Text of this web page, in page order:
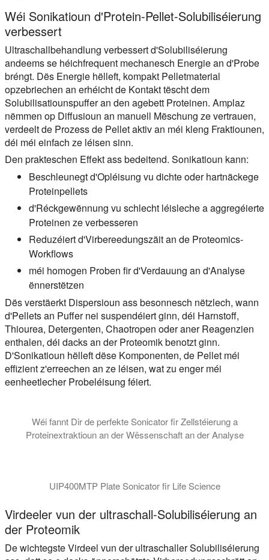
Wéi Sonikatioun d'Protein-Pellet-Solubiliséierung
verbessert
Ultraschallbehandlung verbessert d'Solubiliséierung
andeems se héichfrequent mechanesch Energie an d'Probe
bréngt. Dës Energie hëlleft, kompakt Pelletmaterial
opzebriechen an erhéicht de Kontakt tëscht dem
Solubilisatiounspuffer an den agebett Proteinen. Amplaz
nëmmen op Diffusioun an manuell Mëschung ze vertrauen,
verdeelt de Prozess de Pellet aktiv an méi kleng Fraktiounen,
déi méi einfach ze léisen sinn.
Den prakteschen Effekt ass bedeitend. Sonikatioun kann:
Beschleunegt d'Opléisung vu dichte oder hartnäckege
Proteinpellets
d'Réckgewënnung vu schlecht léisleche a aggregéierte
Proteinen ze verbesseren
Reduzéiert d'Virbereedungszäit an de Proteomics-
Workflows
méi homogen Proben fir d'Verdauung an d'Analyse
ënnerstëtzen
Dës verstäerkt Dispersioun ass besonnesch nëtzlech, wann
d'Pellets an Puffer nei suspendéiert ginn, déi Harnstoff,
Thiourea, Detergenten, Chaotropen oder aner Reagenzien
enthalen, déi dacks an der Proteomik benotzt ginn.
D'Sonikatioun hëlleft dëse Komponenten, de Pellet méi
effizient z'erreechen an ze léisen, wat zu enger méi
eenheetlecher Probeléisung féiert.
Wéi fannt Dir de perfekte Sonicator fir Zellstéierung a
Proteinextraktioun an der Wëssenschaft an der Analyse
UIP400MTP Plate Sonicator fir Life Science
Virdeeler vun der ultraschall-Solubiliséierung an
der Proteomik
De wichtegste Virdeel vun der ultraschaller Solubiliséierung